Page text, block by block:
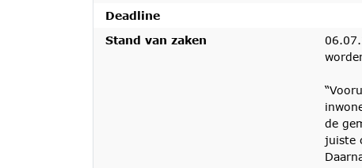
Deadline
Stand van zaken
de
juiste